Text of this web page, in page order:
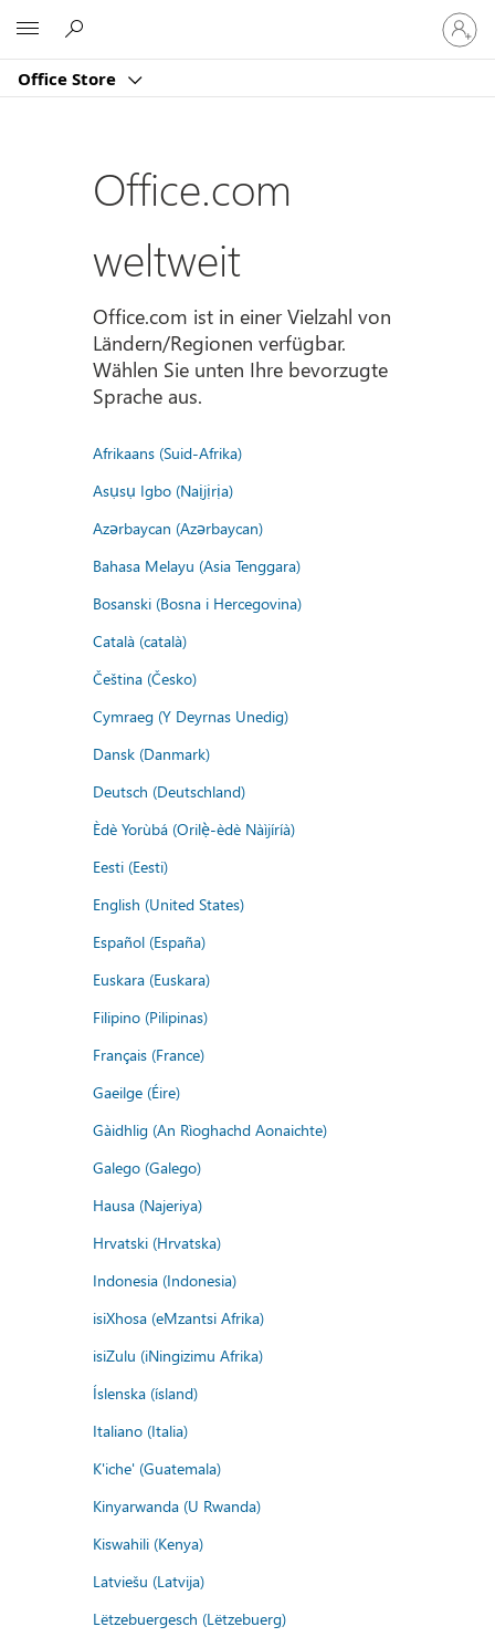
Office Store
Bei
Ihrem
Konto
Office.com
weltweit
Office.com ist in einer Vielzahl von
Ländern/Regionen verfügbar.
Wählen Sie unten Ihre bevorzugte
Sprache aus.
Afrikaans (Suid-Afrika)
Asụsụ Igbo (Naịjịrịa)
Azərbaycan (Azərbaycan)
Bahasa Melayu (Asia Tenggara)
Bosanski (Bosna i Hercegovina)
Català (català)
Čeština (Česko)
Cymraeg (Y Deyrnas Unedig)
Dansk (Danmark)
Deutsch (Deutschland)
Èdè Yorùbá (Orilẹ̀-èdè Nàìjíríà)
Eesti (Eesti)
English (United States)
Español (España)
Euskara (Euskara)
Filipino (Pilipinas)
Français (France)
Gaeilge (Éire)
Gàidhlig (An Rìoghachd Aonaichte)
Galego (Galego)
Hausa (Najeriya)
Hrvatski (Hrvatska)
Indonesia (Indonesia)
isiXhosa (eMzantsi Afrika)
isiZulu (iNingizimu Afrika)
Íslenska (ísland)
Italiano (Italia)
K'iche' (Guatemala)
Kinyarwanda (U Rwanda)
Kiswahili (Kenya)
Latviešu (Latvija)
Lëtzebuergesch (Lëtzebuerg)